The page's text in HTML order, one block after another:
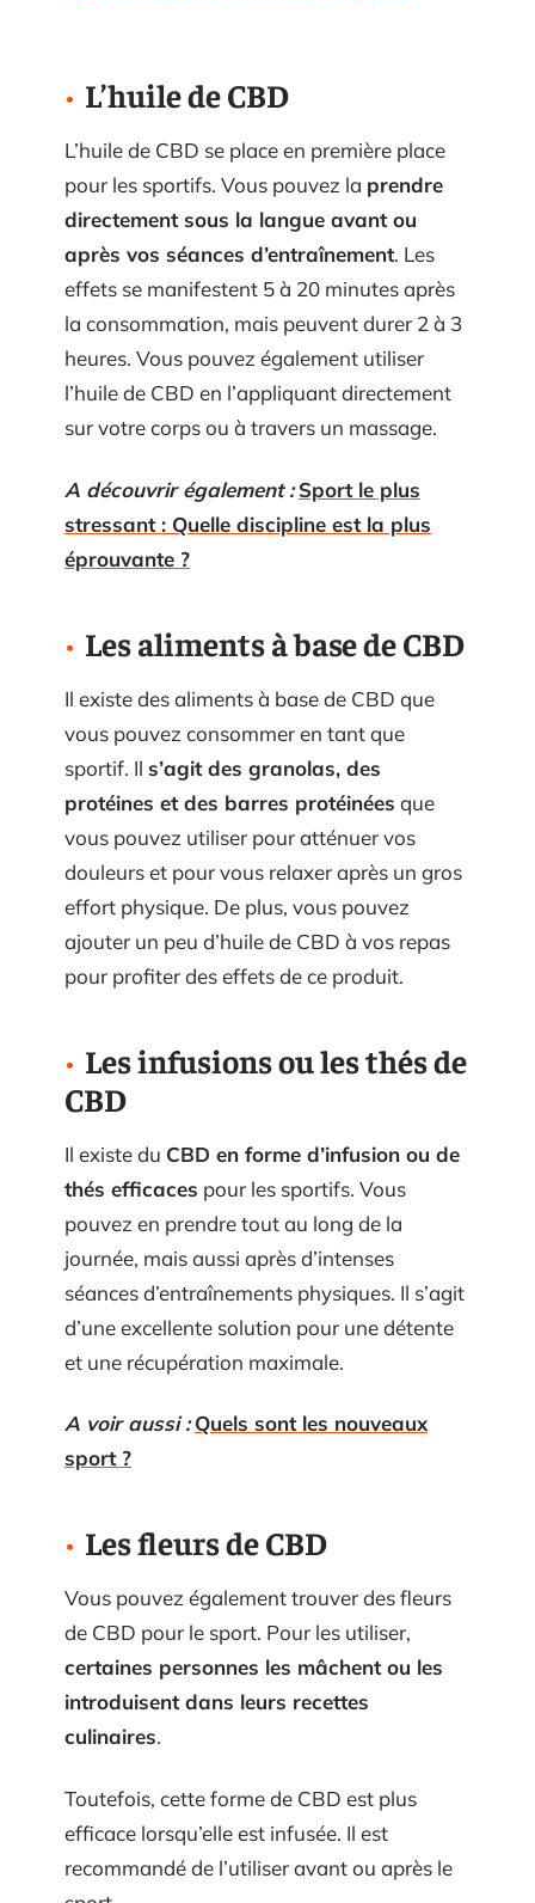
L’huile de CBD
L’huile de CBD se place en première place
pour les sportifs. Vous pouvez la prendre
directement sous la langue avant ou
après vos séances d’entraînement. Les
effets se manifestent 5 à 20 minutes après
la consommation, mais peuvent durer 2 à 3
heures. Vous pouvez également utiliser
l’huile de CBD en l’appliquant directement
sur votre corps ou à travers un massage.
A découvrir également : Sport le plus
stressant : Quelle discipline est la plus
éprouvante ?
Les aliments à base de CBD
Il existe des aliments à base de CBD que
vous pouvez consommer en tant que
sportif. Il s’agit des granolas, des
protéines et des barres protéinées que
vous pouvez utiliser pour atténuer vos
douleurs et pour vous relaxer après un gros
effort physique. De plus, vous pouvez
ajouter un peu d’huile de CBD à vos repas
pour profiter des effets de ce produit.
Les infusions ou les thés de
CBD
Il existe du CBD en forme d’infusion ou de
thés efficaces pour les sportifs. Vous
pouvez en prendre tout au long de la
journée, mais aussi après d’intenses
séances d’entraînements physiques. Il s’agit
d’une excellente solution pour une détente
et une récupération maximale.
A voir aussi : Quels sont les nouveaux
sport ?
Les fleurs de CBD
Vous pouvez également trouver des fleurs
de CBD pour le sport. Pour les utiliser,
certaines personnes les mâchent ou les
introduisent dans leurs recettes
culinaires.
Toutefois, cette forme de CBD est plus
efficace lorsqu’elle est infusée. Il est
recommandé de l’utiliser avant ou après le